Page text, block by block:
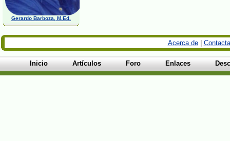
Gerardo Barboza, M.Ed.
Acerca de|
Inicio Artículos Foro Enlaces